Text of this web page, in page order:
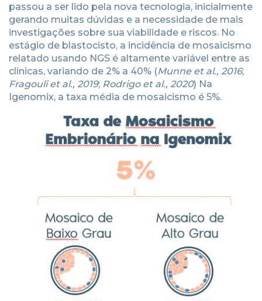
passou a ser lido pela nova tecnologia, inicialmente
gerando muitas dúvidas e a necessidade de mais
investigações sobre sua viabilidade e riscos. No
estágio de blastocisto, a incidência de mosaicismo
relatado usando NGS é altamente variável entre as
clínicas, variando de 2% a 40% (Munne et al., 2016;
Fragouli et al., 2019; Rodrigo et al., 2020) Na
Igenomix, a taxa média de mosaicismo é 5%.